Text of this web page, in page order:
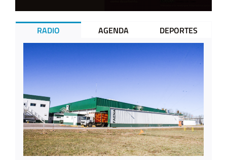
RADIO AGENDA DEPORTES